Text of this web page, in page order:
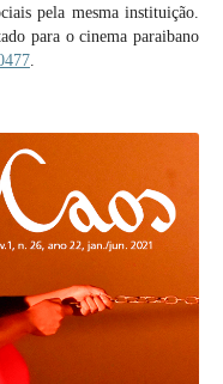
pela mesma instituição.
para o cinema paraibano
.